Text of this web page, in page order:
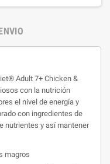
Adult 7+ Chicken &
con la nutrición
el nivel de energía y
con ingredientes de
nutrientes y así mantener
magros